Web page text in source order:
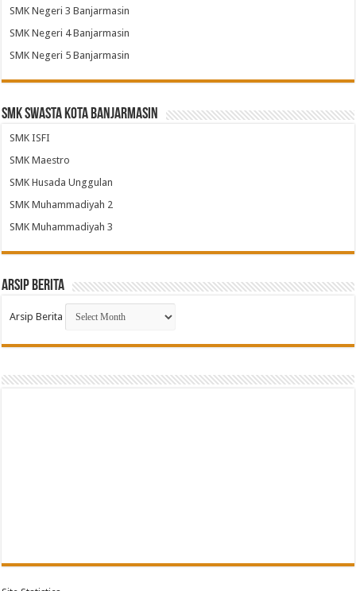
SMK Negeri 3 Banjarmasin
SMK Negeri 4 Banjarmasin
SMK Negeri 5 Banjarmasin
SMK Swasta Kota Banjarmasin
SMK ISFI
SMK Maestro
SMK Husada Unggulan
SMK Muhammadiyah 2
SMK Muhammadiyah 3
Arsip Berita
Arsip Berita
G